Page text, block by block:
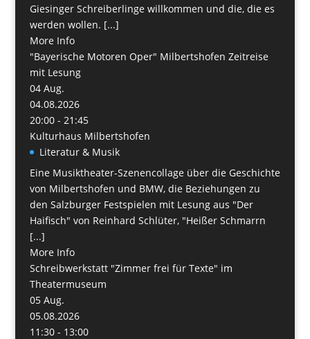
Giesinger Schreiberlinge willkommen und die, die es
werden wollen. [...]
More Info
"Bayerische Motoren Oper" Milbertshofen Zeitreise
mit Lesung
04 Aug.
04.08.2026
20:00 - 21:45
Kulturhaus Milbertshofen
Literatur & Musik
Eine Musiktheater-Szenencollage über die Geschichte
von Milbertshofen und BMW, die Beziehungen zu
den Salzburger Festspielen mit Lesung aus "Der
Haifisch" von Reinhard Schlüter, "Heißer Schmarrn
[...]
More Info
Schreibwerkstatt "Zimmer frei für Texte" im
Theatermuseum
05 Aug.
05.08.2026
11:30 - 13:00